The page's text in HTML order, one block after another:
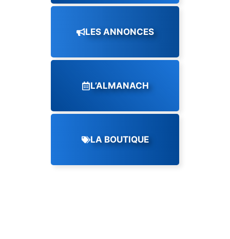
LES ANNONCES
L’ALMANACH
LA BOUTIQUE